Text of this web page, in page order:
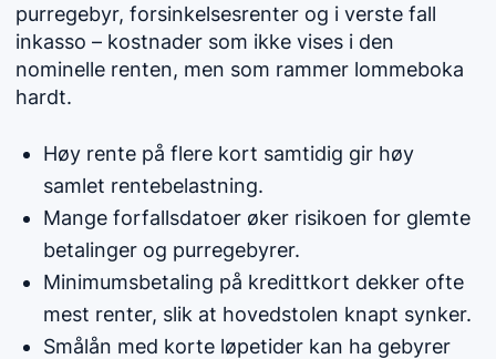
purregebyr, forsinkelsesrenter og i verste fall
inkasso – kostnader som ikke vises i den
nominelle renten, men som rammer lommeboka
hardt.
Høy rente på flere kort samtidig gir høy
samlet rentebelastning.
Mange forfallsdatoer øker risikoen for glemte
betalinger og purregebyrer.
Minimumsbetaling på kredittkort dekker ofte
mest renter, slik at hovedstolen knapt synker.
Smålån med korte løpetider kan ha gebyrer